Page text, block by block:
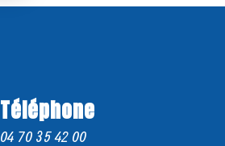
Téléphone
04 70 35 42 00